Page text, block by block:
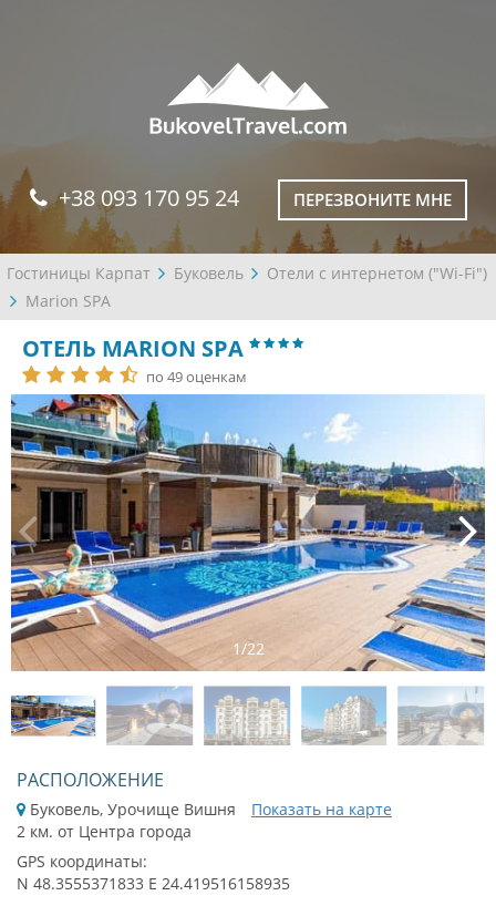
+38 093 170 95 24 ПЕРЕЗВОНИТЕ МНЕ
Гостиницы Карпат Буковель
Отели с интернетом ("Wi-Fi")
Marion SPA
ОТЕЛЬ MARION SPA
по 49 оценкам
1/22
РАСПОЛОЖЕНИЕ
Буковель, Урочище Вишня
Показать на карте
2 км. от Центра города
GPS координаты:
N 48.3555371833 E 24.419516158935